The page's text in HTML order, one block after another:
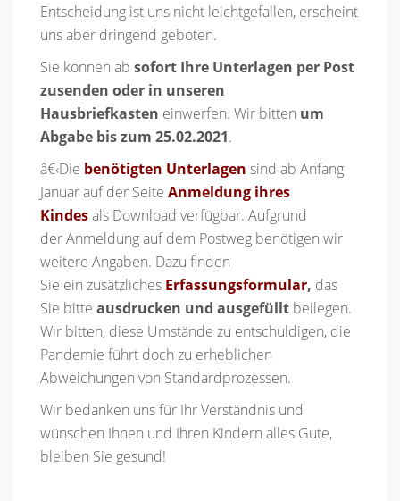
Entscheidung ist uns nicht leichtgefallen, erscheint
uns aber dringend geboten.
Sie können ab sofort Ihre Unterlagen per Post
zusenden oder in unseren
Hausbriefkasten einwerfen. Wir bitten um
Abgabe bis zum 25.02.2021.
â€‹Die benötigten Unterlagen sind ab Anfang
Januar auf der Seite Anmeldung ihres
Kindesals Download verfügbar. Aufgrund
der Anmeldung auf dem Postweg benötigen wir
weitere Angaben. Dazu finden
Sie ein zusätzliches Erfassungsformular, das
Sie bitte ausdrucken und ausgefüllt beilegen.
Wir bitten, diese Umstände zu entschuldigen, die
Pandemie führt doch zu erheblichen
Abweichungen von Standardprozessen.
Wir bedanken uns für Ihr Verständnis und
wünschen Ihnen und Ihren Kindern alles Gute,
bleiben Sie gesund!